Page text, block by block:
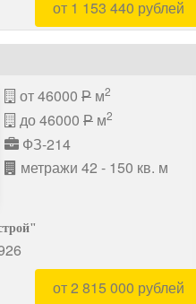
от 1 153 440 рублей
от 46000 P м2
до 46000 P м2
ФЗ-214
метражи 42 - 150 кв. м
от 2 815 000 рублей